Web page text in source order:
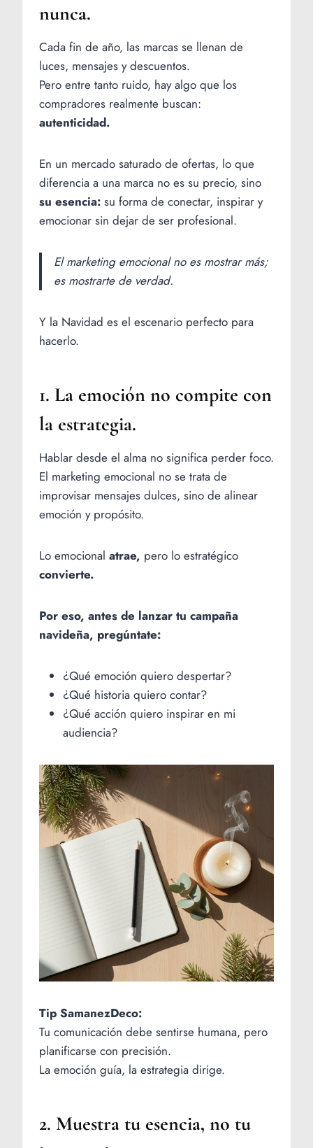
nunca.
Cada fin de año, las marcas se llenan de
luces, mensajes y descuentos.
Pero entre tanto ruido, hay algo que los
compradores realmente buscan:
autenticidad.
En un mercado saturado de ofertas, lo que
diferencia a una marca no es su precio, sino
su esencia: su forma de conectar, inspirar y
emocionar sin dejar de ser profesional.
El marketing emocional no es mostrar más;
es mostrarte de verdad.
Y la Navidad es el escenario perfecto para
hacerlo.
1. La emoción no compite con
la estrategia.
Hablar desde el alma no significa perder foco.
El marketing emocional no se trata de
improvisar mensajes dulces, sino de alinear
emoción y propósito.
Lo emocional atrae, pero lo estratégico
convierte.
Por eso, antes de lanzar tu campaña
navideña, pregúntate:
¿Qué emoción quiero despertar?
¿Qué historia quiero contar?
¿Qué acción quiero inspirar en mi
audiencia?
Tip SamanezDeco:
Tu comunicación debe sentirse humana, pero
planificarse con precisión.
La emoción guía, la estrategia dirige.
2. Muestra tu esencia, no tu